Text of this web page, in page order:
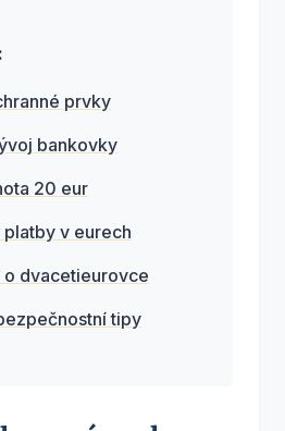
prvky
bankovky
20 eur
platby v eurech
o dvacetieurovce
tipy